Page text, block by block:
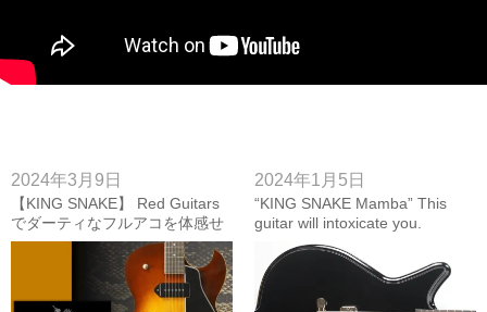
2024年3月9日
【KING SNAKE】 Red Guitars
でダーティなフルアコを体感せ
よ 【Red Guitars
Recommend】
2024年1月5日
“KING SNAKE Mamba” This
guitar will intoxicate you.